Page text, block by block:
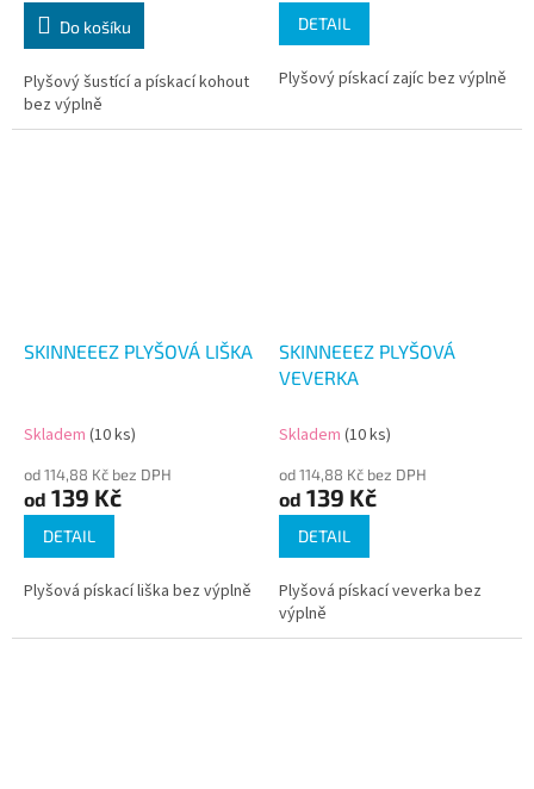
Do košíku
Plyšový šustící a pískací kohout
bez výplně
DETAIL
Plyšový pískací zajíc bez výplně
SKINNEEEZ PLYŠOVÁ LIŠKA
Skladem (10 ks)
od 114,88 Kč bez DPH
od 139 Kč
DETAIL
Plyšová pískací liška bez výplně
SKINNEEEZ PLYŠOVÁ
VEVERKA
Skladem (10 ks)
od 114,88 Kč bez DPH
od 139 Kč
DETAIL
Plyšová pískací veverka bez
výplně